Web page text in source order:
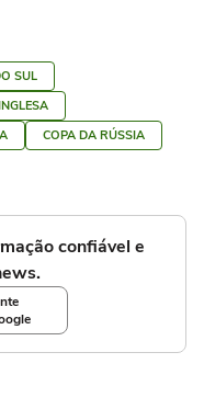
SUL
COPA DA RÚSSIA
confiável e